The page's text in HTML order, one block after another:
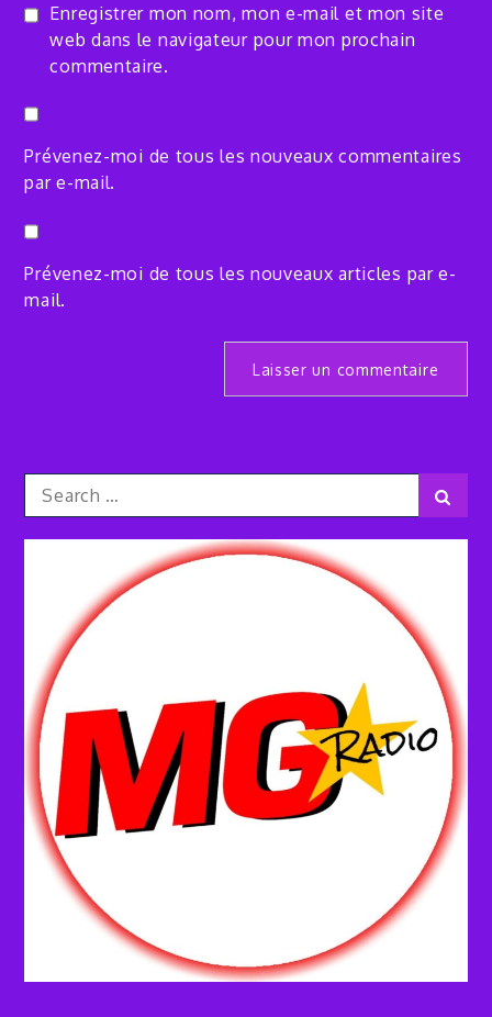
Enregistrer mon nom, mon e-mail et mon site
web dans le navigateur pour mon prochain
commentaire.
Prévenez-moi de tous les nouveaux commentaires
par e-mail.
Prévenez-moi de tous les nouveaux articles par e-
mail.
Search
for: